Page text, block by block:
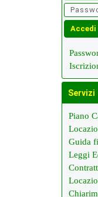
Servizi
Piano
Guida
Leggi